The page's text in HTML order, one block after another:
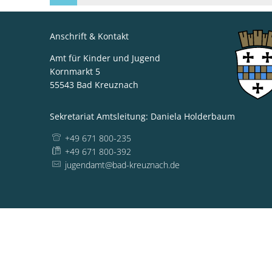
Anschrift & Kontakt
Amt für Kinder und Jugend
Kornmarkt 5
55543 Bad Kreuznach
Sekretariat Amtsleitung: Daniela Holderbaum
+49 671 800-235
+49 671 800-392
jugendamt@bad-kreuznach.de